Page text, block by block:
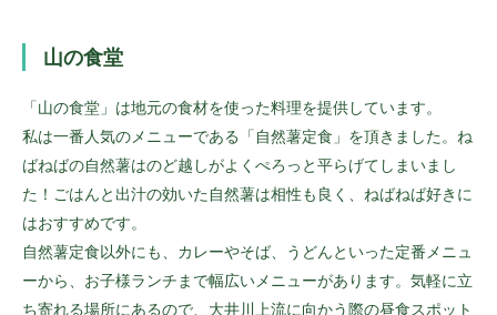
山の食堂
「山の食堂」は地元の食材を使った料理を提供しています。
私は一番人気のメニューである「自然薯定食」を頂きました。ね
ばねばの自然薯はのど越しがよくぺろっと平らげてしまいまし
た！ごはんと出汁の効いた自然薯は相性も良く、ねばねば好きに
はおすすめです。
自然薯定食以外にも、カレーやそば、うどんといった定番メニュ
ーから、お子様ランチまで幅広いメニューがあります。気軽に立
ち寄れる場所にあるので、大井川上流に向かう際の昼食スポット